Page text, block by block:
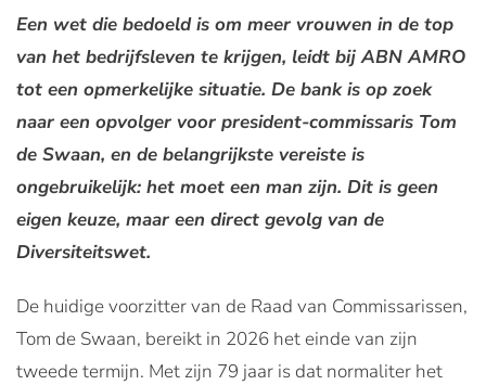
Een wet die bedoeld is om meer vrouwen in de top
van het bedrijfsleven te krijgen, leidt bij ABN AMRO
tot een opmerkelijke situatie. De bank is op zoek
naar een opvolger voor president-commissaris Tom
de Swaan, en de belangrijkste vereiste is
ongebruikelijk: het moet een man zijn. Dit is geen
eigen keuze, maar een direct gevolg van de
Diversiteitswet.
De huidige voorzitter van de Raad van Commissarissen,
Tom de Swaan, bereikt in 2026 het einde van zijn
tweede termijn. Met zijn 79 jaar is dat normaliter het